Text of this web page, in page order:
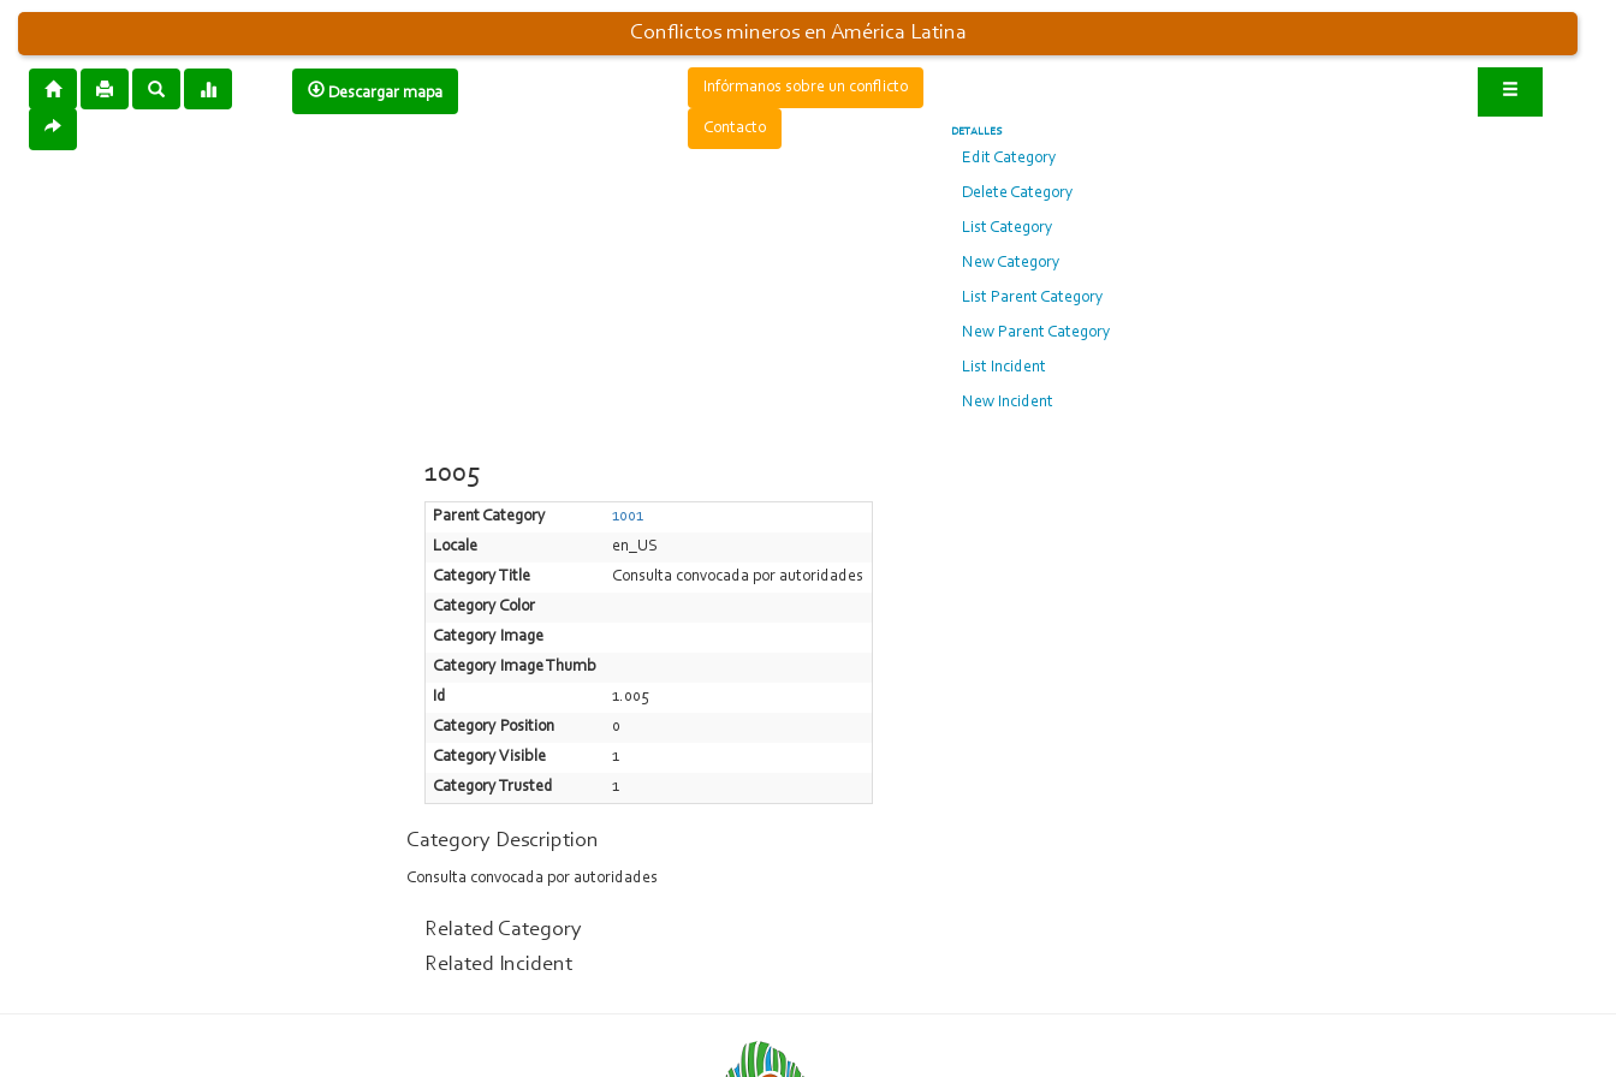
Conflictos mineros en América Latina
Descargar mapa Infórmanos sobre un conflicto
Contacto DETALLES
Edit Category
Delete Category
List Category
New Category
List Parent Category
New Parent Category
List Incident
New Incident
1005
Parent Category
1001
Locale
en_US
Category Title
Consulta convocada por autoridades
Category Color
Category Image
Category Image Thumb
Id
1.005
Category Position
0
Category Visible
1
Category Trusted
1
Category Description
Consulta convocada por autoridades
Related Category
Related Incident